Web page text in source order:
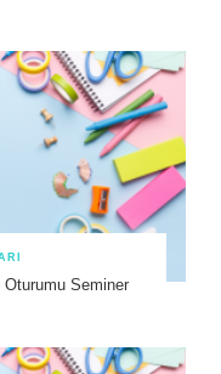
Oturumu Seminer